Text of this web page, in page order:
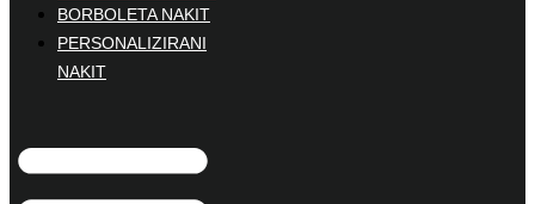
BORBOLETA NAKIT
PERSONALIZIRANI
NAKIT